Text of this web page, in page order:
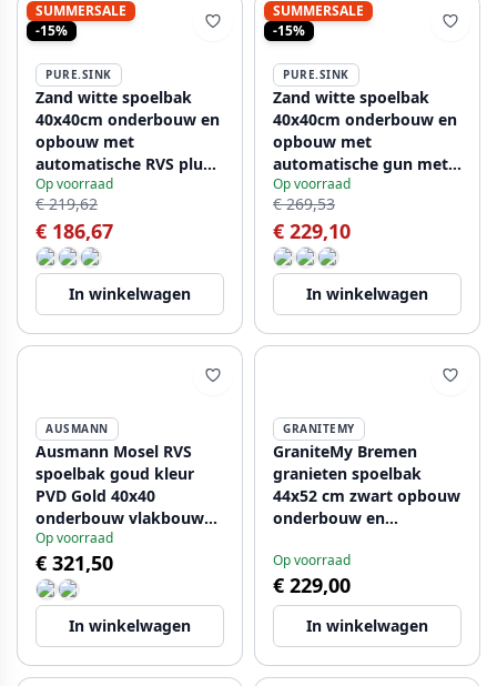
SUMMERSALE
-15%
PURE.SINK
Zand witte spoelbak
40x40cm onderbouw en
opbouw met
automatische RVS plug
1208971925
Op voorraad
€ 219,62
€ 186,67
In winkelwagen
SUMMERSALE
-15%
PURE.SINK
Zand witte spoelbak
40x40cm onderbouw en
opbouw met
automatische gun metal
plug 1208971929
Op voorraad
€ 269,53
€ 229,10
In winkelwagen
AUSMANN
Ausmann Mosel RVS
spoelbak goud kleur
PVD Gold 40x40
onderbouw vlakbouw
en opbouw 080914
Op voorraad
€ 321,50
In winkelwagen
GRANITEMY
GraniteMy Bremen
granieten spoelbak
44x52 cm zwart opbouw
onderbouw en
kraangatbank
1208953870
Op voorraad
€ 229,00
In winkelwagen